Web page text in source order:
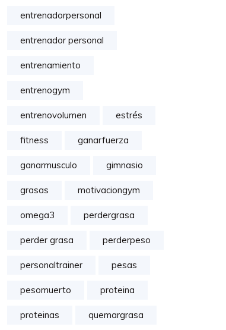
entrenadorpersonal
entrenador personal
entrenamiento
entrenogym
entrenovolumen estrés
fitness ganarfuerza
ganarmusculo gimnasio
grasas motivaciongym
omega3 perdergrasa
perder grasa perderpeso
personaltrainer pesas
pesomuerto proteina
proteinas quemargrasa